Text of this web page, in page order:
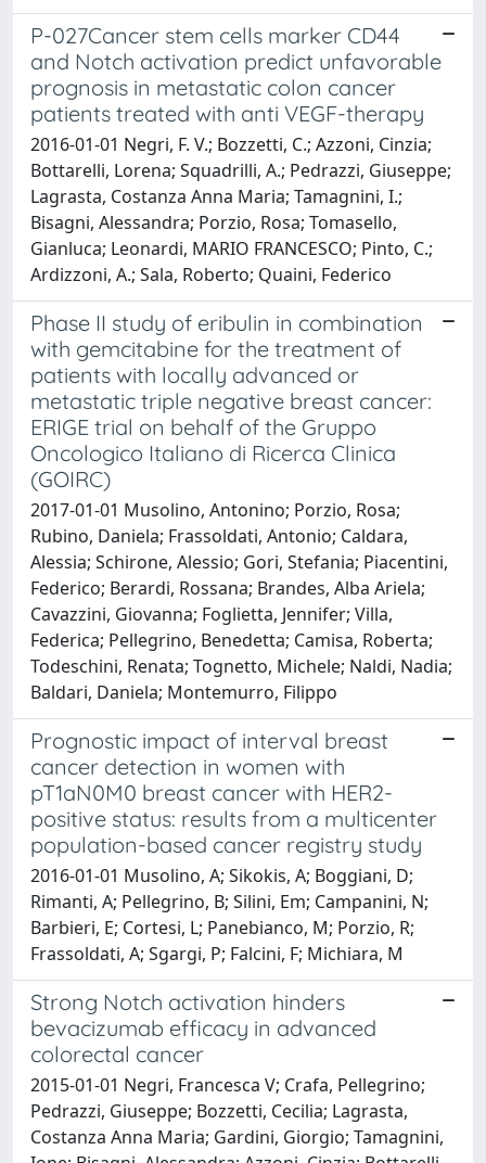
P-027Cancer stem cells marker CD44
and Notch activation predict unfavorable
prognosis in metastatic colon cancer
patients treated with anti VEGF-therapy
2016-01-01 Negri, F. V.; Bozzetti, C.; Azzoni, Cinzia;
Bottarelli, Lorena; Squadrilli, A.; Pedrazzi, Giuseppe;
Lagrasta, Costanza Anna Maria; Tamagnini, I.;
Bisagni, Alessandra; Porzio, Rosa; Tomasello,
Gianluca; Leonardi, MARIO FRANCESCO; Pinto, C.;
Ardizzoni, A.; Sala, Roberto; Quaini, Federico
Phase II study of eribulin in combination
with gemcitabine for the treatment of
patients with locally advanced or
metastatic triple negative breast cancer:
ERIGE trial on behalf of the Gruppo
Oncologico Italiano di Ricerca Clinica
(GOIRC)
2017-01-01 Musolino, Antonino; Porzio, Rosa;
Rubino, Daniela; Frassoldati, Antonio; Caldara,
Alessia; Schirone, Alessio; Gori, Stefania; Piacentini,
Federico; Berardi, Rossana; Brandes, Alba Ariela;
Cavazzini, Giovanna; Foglietta, Jennifer; Villa,
Federica; Pellegrino, Benedetta; Camisa, Roberta;
Todeschini, Renata; Tognetto, Michele; Naldi, Nadia;
Baldari, Daniela; Montemurro, Filippo
Prognostic impact of interval breast
cancer detection in women with
pT1aN0M0 breast cancer with HER2-
positive status: results from a multicenter
population-based cancer registry study
2016-01-01 Musolino, A; Sikokis, A; Boggiani, D;
Rimanti, A; Pellegrino, B; Silini, Em; Campanini, N;
Barbieri, E; Cortesi, L; Panebianco, M; Porzio, R;
Frassoldati, A; Sgargi, P; Falcini, F; Michiara, M
Strong Notch activation hinders
bevacizumab efficacy in advanced
colorectal cancer
2015-01-01 Negri, Francesca V; Crafa, Pellegrino;
Pedrazzi, Giuseppe; Bozzetti, Cecilia; Lagrasta,
Costanza Anna Maria; Gardini, Giorgio; Tamagnini,